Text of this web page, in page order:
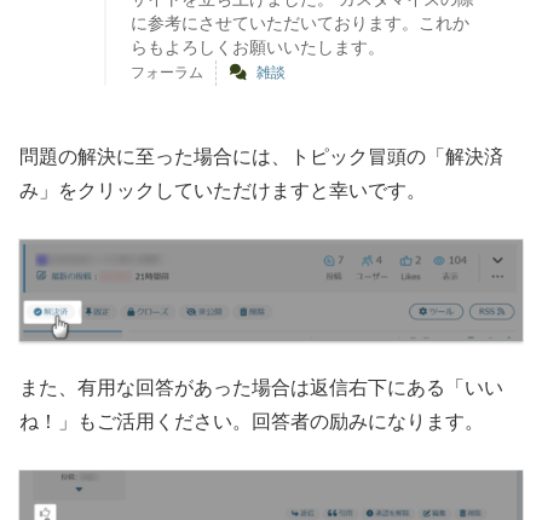
に参考にさせていただいております。これか
らもよろしくお願いいたします。
フォーラム 雑談
問題の解決に至った場合には、トピック冒頭の「解決済
み」をクリックしていただけますと幸いです。
また、有用な回答があった場合は返信右下にある「いい
ね！」もご活用ください。回答者の励みになります。